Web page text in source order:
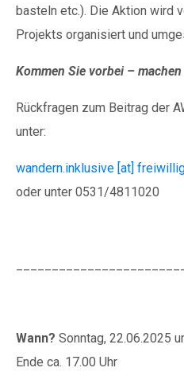
basteln etc.). Die Aktion wird
Projekts organisiert und
Kommen Sie vorbei –
Rückfragen zum Beitrag der
unter:
wandern.inklusive [at]
oder unter 0531/4811020
Wann? Sonntag, 22.06.2025
Ende ca. 17.00 Uhr